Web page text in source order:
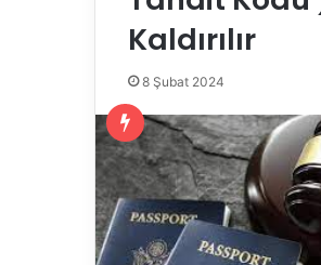
Kaldırılır
8 Şubat 2024